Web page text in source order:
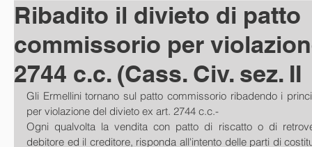
Ribadito il divieto di patto
commissorio per
2744 c.c. (Cass. Civ. sez. II
Gli Ermellini tornano sul patto commissorio ribadendo i
per violazione del divieto ex art. 2744 c.c.-
Ogni qualvolta la vendita con patto di riscatto o di
debitore ed il creditore, risponda all'intento delle parti di